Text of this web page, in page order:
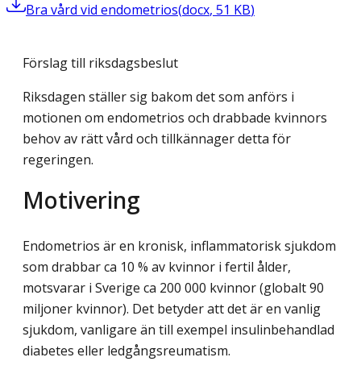
Bra vård vid endometrios(docx, 51 KB)
Förslag till riksdagsbeslut
Riksdagen ställer sig bakom det som anförs i
motionen om endometrios och drabbade kvinnors
behov av rätt vård och tillkännager detta för
regeringen.
Motivering
Endometrios är en kronisk, inflammatorisk sjukdom
som drabbar ca 10 % av kvinnor i fertil ålder,
motsvarar i Sverige ca 200 000 kvinnor (globalt 90
miljoner kvinnor). Det betyder att det är en vanlig
sjukdom, vanligare än till exempel insulinbehandlad
diabetes eller ledgångsreumatism.